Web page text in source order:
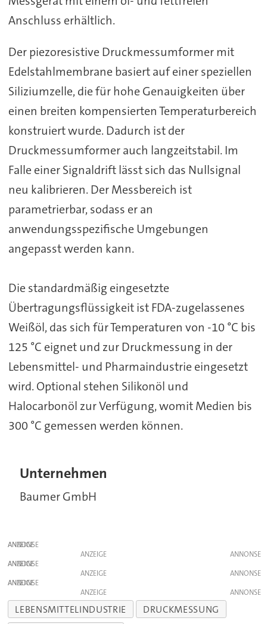
Anschluss erhältlich.
Der piezoresistive Druckmessumformer mit
Edelstahlmembrane basiert auf einer speziellen
Siliziumzelle, die für hohe Genauigkeiten über
einen breiten kompensierten Temperaturbereich
konstruiert wurde. Dadurch ist der
Druckmessumformer auch langzeitstabil. Im
Falle einer Signaldrift lässt sich das Nullsignal
neu kalibrieren. Der Messbereich ist
parametrierbar, sodass er an
anwendungsspezifische Umgebungen
angepasst werden kann.
Die standardmäßig eingesetzte
Übertragungsflüssigkeit ist FDA-zugelassenes
Weißöl, das sich für Temperaturen von -10 °C bis
125 °C eignet und zur Druckmessung in der
Lebensmittel- und Pharmaindustrie eingesetzt
wird. Optional stehen Silikonöl und
Halocarbonöl zur Verfügung, womit Medien bis
300 °C gemessen werden können.
Unternehmen
Baumer GmbH
ANZEIGE
ANZEIGE
ANZEIGE
ANZEIGE
ANZEIGE
ANZEIGE
LEBENSMITTELINDUSTRIE
DRUCKMESSUNG